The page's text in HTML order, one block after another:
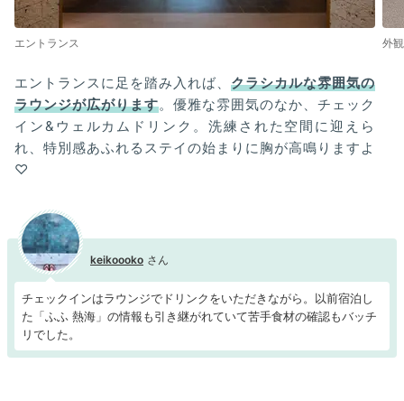
エントランス 外観
エントランスに足を踏み入れば、クラシカルな雰囲気の
ラウンジが広がります。優雅な雰囲気のなか、チェック
イン&ウェルカムドリンク。洗練された空間に迎えら
れ、特別感あふれるステイの始まりに胸が高鳴りますよ
♡
keikoooko
チェックインはラウンジでドリンクをいただきながら。以前宿泊し
た「ふふ 熱海」の情報も引き継がれていて苦手食材の確認もバッチ
リでした。